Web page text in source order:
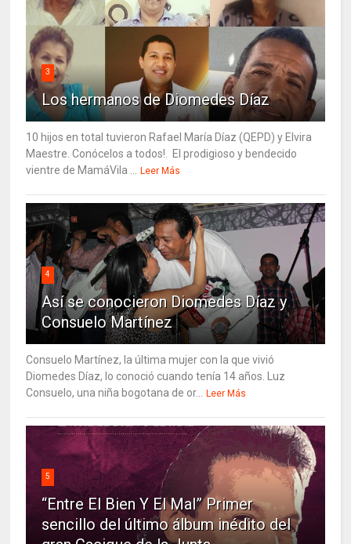
3
Los hermanos de Diomedes Díaz
10 hijos en total tuvieron Rafael María Díaz (QEPD) y Elvira
Maestre. Conócelos a todos!. El prodigioso y bendecido
vientre de MamáVila ... Leer Más
4
Así se conocieron Diomedes Díaz y
Consuelo Martínez
Consuelo Martínez, la última mujer con la que vivió
Diomedes Díaz, lo conoció cuando tenía 14 años. Luz
Consuelo, una niña bogotana de or... Leer Más
5
“Entre El Bien Y El Mal” Primer
sencillo del último álbum inédito del